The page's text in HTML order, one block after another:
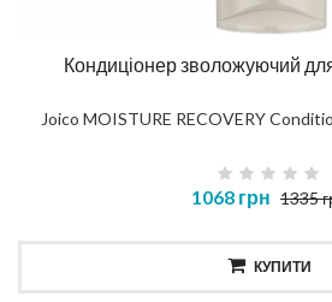
Кондиціонер зволожуючий
Joico MOISTURE RECOVERY
1068 грн 1335
КУПИТИ